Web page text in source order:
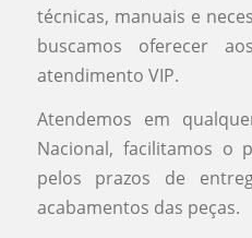
técnicas, manuais e
buscamos oferecer
atendimento VIP.
Atendemos em
Nacional, facilitamos o
pelos prazos de
acabamentos das peças.